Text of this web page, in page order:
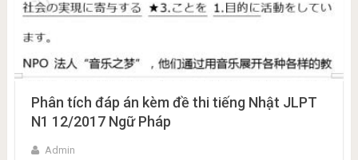
Phân tích đáp án kèm đề thi tiếng Nhật JLPT
N1 12/2017 Ngữ Pháp
Admin